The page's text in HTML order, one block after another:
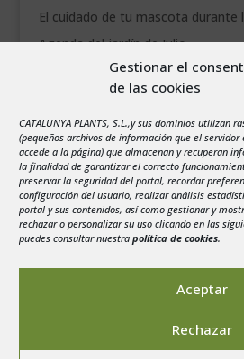
Gestionar el
de las cookies
CATALUNYA PLANTS, S.L.,y sus dominios utilizan
(pequeños archivos de información que el
accede a la página) que almacenan y recuperan
la finalidad de garantizar el correcto
preservar la seguridad del portal, recordar
configuración del usuario, realizar análisis
portal y sus contenidos, así como gestionar y
rechazar o personalizar su uso clicando en las
puedes consultar nuestra política de cookies.
Aceptar
Rechazar
El cuidado de tu mascota durante
Agenda del jardín de Julio
agosto 2026
3
4 5 6 7
10
11 12 13 14
17
18 19 20 21
24
25 26 27
31